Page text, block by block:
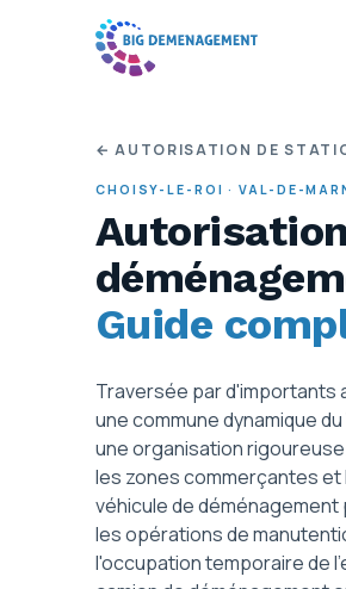
← AUTORISATION DE
CHOISY-LE-ROI ·VAL-DE-
Guide
Traversée par d'importants
une commune dynamique
une organisation
les zones commerçantes
véhicule de
les opérations de
l'occupation temporaire de